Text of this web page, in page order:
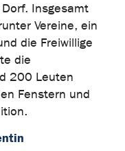
Insgesamt
Vereine, ein
die Freiwillige
die
200 Leuten
Fenstern und